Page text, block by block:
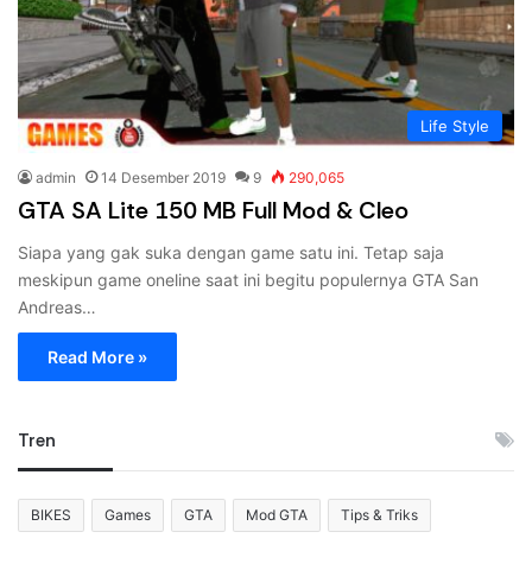
Life Style
admin 14 Desember 2019 9 290,065
GTA SA Lite 150 MB Full Mod & Cleo
Siapa yang gak suka dengan game satu ini. Tetap saja
meskipun game oneline saat ini begitu populernya GTA San
Andreas…
Read More »
Tren
BIKES Games GTA Mod GTA Tips & Triks